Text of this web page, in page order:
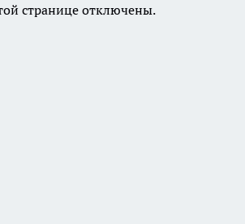
странице отключены.